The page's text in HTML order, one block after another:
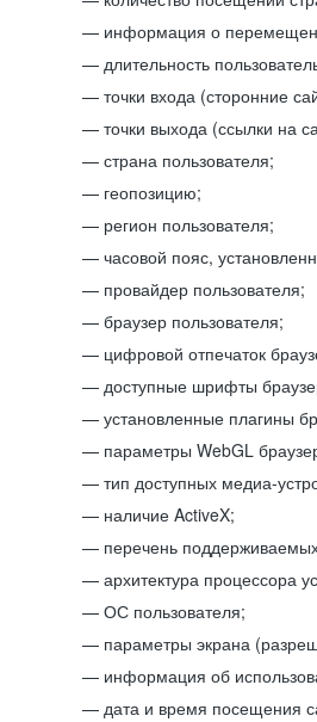
информация о
длительность
точки входа (сторонние
точки выхода (ссылки на
страна пользователя;
геопозицию;
регион пользователя;
часовой пояс,
провайдер пользователя;
браузер пользователя;
цифровой отпечаток
доступные шрифты
установленные плагины
параметры WebGL
тип доступных медиа-
наличие ActiveX;
перечень
архитектура процессора
ОС пользователя;
параметры экрана
информация об
дата и время посещения